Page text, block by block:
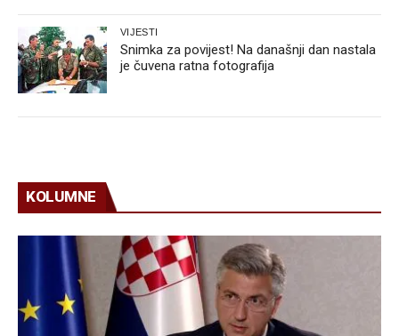
VIJESTI
Snimka za povijest! Na današnji dan nastala
je čuvena ratna fotografija
KOLUMNE